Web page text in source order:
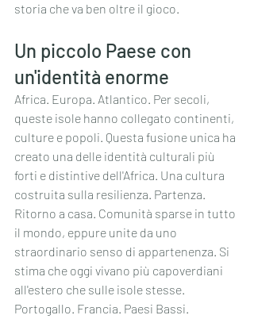
storia che va ben oltre il gioco.
Un piccolo Paese con
un'identità enorme
Africa. Europa. Atlantico. Per secoli,
queste isole hanno collegato continenti,
culture e popoli. Questa fusione unica ha
creato una delle identità culturali più
forti e distintive dell'Africa. Una cultura
costruita sulla resilienza. Partenza.
Ritorno a casa. Comunità sparse in tutto
il mondo, eppure unite da uno
straordinario senso di appartenenza. Si
stima che oggi vivano più capoverdiani
all'estero che sulle isole stesse.
Portogallo. Francia. Paesi Bassi.